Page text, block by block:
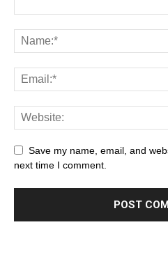
Save my name, email, and
next time I comment.